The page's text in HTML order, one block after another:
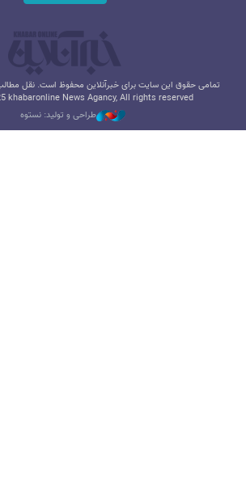
تمامی حقوق این سایت برای خبرآنلاین محفوظ است. نقل مطالب
khabaronline News Agancy, All rights reserved
طراحی و تولید: نستوه